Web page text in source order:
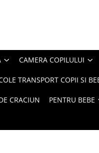
CAMERA COPILULUI
TRANSPORT COPII SI
CRACIUN PENTRU BEBE